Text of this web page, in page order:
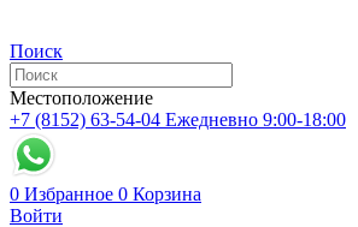
Поиск
Местоположение
+7 (8152) 63-54-04 Ежедневно 9:00-18:00
0 Избранное 0 Корзина
Войти